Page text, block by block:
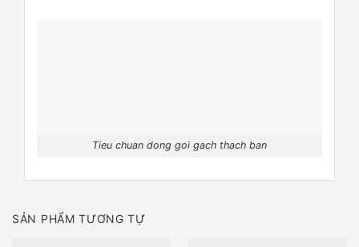
Tieu chuan dong goi gach thach ban
SẢN PHẨM TƯƠNG TỰ